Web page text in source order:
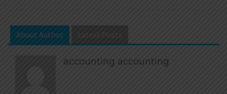
About Author Latest Posts
accounting accounting